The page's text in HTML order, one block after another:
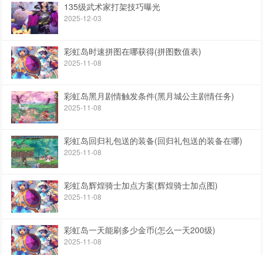
135级武术家打架技巧曝光
2025-12-03
彩虹岛时速拼图在哪获得(拼图数值表)
2025-11-08
彩虹岛黑月剧情触发条件(黑月城公主剧情任务)
2025-11-08
彩虹岛回归礼包送的装备(回归礼包送的装备在哪)
2025-11-08
彩虹岛辉煌骑士加点方案(辉煌骑士加点图)
2025-11-08
彩虹岛一天能刷多少金币(怎么一天200级)
2025-11-08